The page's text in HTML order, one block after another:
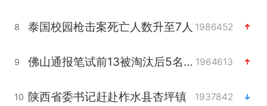
8 泰国校园枪击案死亡人数升至7人 1986452
9 佛山通报笔试前13被淘汰后5名进体检 1964613
10 陕西省委书记赶赴柞水县杏坪镇 1937842